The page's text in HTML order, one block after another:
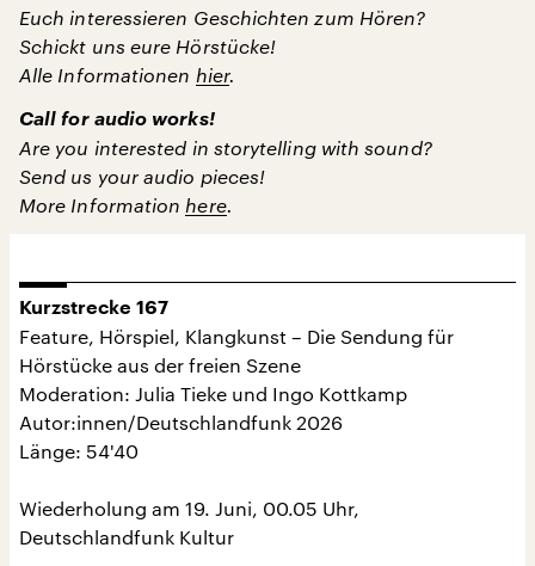
Euch interessieren Geschichten zum Hören?
Schickt uns eure Hörstücke!
Alle Informationen hier.
Call for audio works!
Are you interested in storytelling with sound?
Send us your audio pieces!
More Information here.
Kurzstrecke 167
Feature, Hörspiel, Klangkunst – Die Sendung für
Hörstücke aus der freien Szene
Moderation: Julia Tieke und Ingo Kottkamp
Autor:innen/Deutschlandfunk 2026
Länge: 54'40
Wiederholung am 19. Juni, 00.05 Uhr,
Deutschlandfunk Kultur